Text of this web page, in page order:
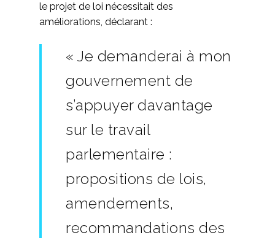
le projet de loi nécessitait des
améliorations, déclarant :
« Je demanderai à mon
gouvernement de
s’appuyer davantage
sur le travail
parlementaire :
propositions de lois,
amendements,
recommandations des